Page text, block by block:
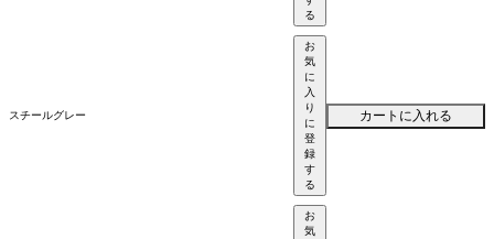
る
スチールグレー
お
気
に
入
り
に
登
録
す
る
カートに入れる
お
気